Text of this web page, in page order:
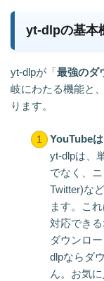
yt-dlpの基本
yt-dlpが「最強のダ
岐にわたる機能と
ります。
YouTube
yt-dlpは、
でなく、
Twitter)な
ます。こ
対応できる
ダウンロ
dlpならダ
ん。お気